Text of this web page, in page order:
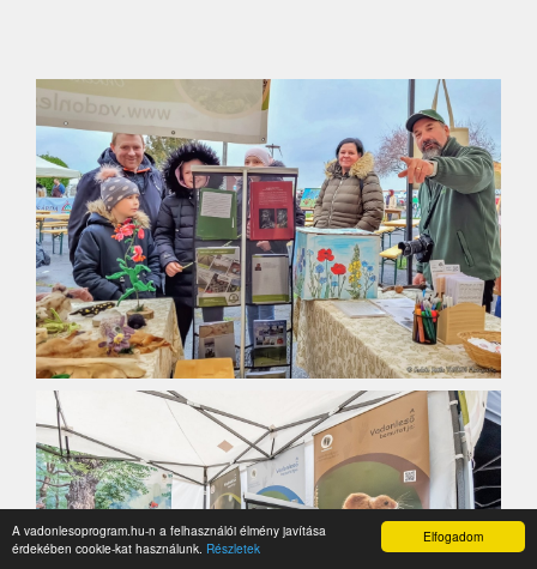
Elfogadom
A vadonlesoprogram.hu-n a felhasználói élmény javítása
érdekében cookie-kat használunk. Részletek